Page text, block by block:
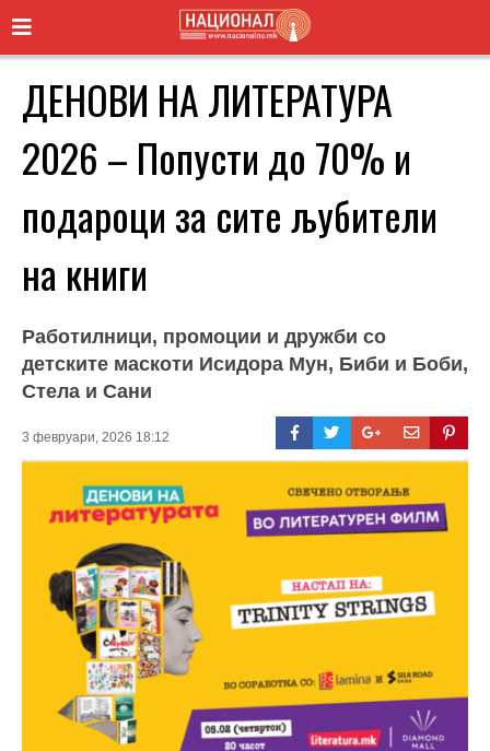
ДЕНОВИ НА ЛИТЕРАТУРА
2026 – Попусти до 70% и
подароци за сите љубители
на книги
Работилници, промоции и дружби со
детските маскоти Исидора Мун, Биби и Боби,
Стела и Сани
3 февруари, 2026 18:12